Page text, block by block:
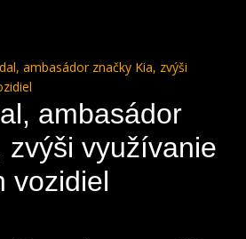
ambasádor značky Kia, zvýši
ambasádor
zvýši využívanie
vozidiel